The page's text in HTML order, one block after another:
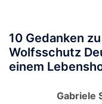
10 Gedanken zu
Wolfsschutz
einem
Gabriele